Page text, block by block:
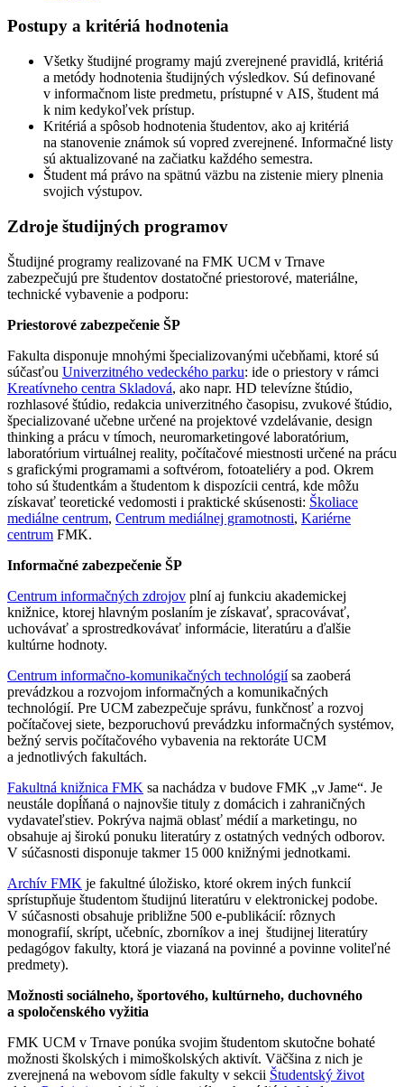
Postupy a kritériá hodnotenia
Všetky študijné programy majú zverejnené pravidlá, kritériá
a metódy hodnotenia študijných výsledkov. Sú definované
v informačnom liste predmetu, prístupné v AIS, študent má
k nim kedykoľvek prístup.
Kritériá a spôsob hodnotenia študentov, ako aj kritériá
na stanovenie známok sú vopred zverejnené. Informačné listy
sú aktualizované na začiatku každého semestra.
Študent má právo na spätnú väzbu na zistenie miery plnenia
svojich výstupov.
Zdroje študijných programov
Študijné programy realizované na FMK UCM v Trnave
zabezpečujú pre študentov dostatočné priestorové, materiálne,
technické vybavenie a podporu:
Priestorové zabezpečenie ŠP
Fakulta disponuje mnohými špecializovanými učebňami, ktoré sú
súčasťou Univerzitného vedeckého parku: ide o priestory v rámci
Kreatívneho centra Skladová, ako napr. HD televízne štúdio,
rozhlasové štúdio, redakcia univerzitného časopisu, zvukové štúdio,
špecializované učebne určené na projektové vzdelávanie, design
thinking a prácu v tímoch, neuromarketingové laboratórium,
laboratórium virtuálnej reality, počítačové miestnosti určené na prácu
s grafickými programami a softvérom, fotoateliéry a pod. Okrem
toho sú študentkám a študentom k dispozícii centrá, kde môžu
získavať teoretické vedomosti i praktické skúsenosti: Školiace
mediálne centrum, Centrum mediálnej gramotnosti, Kariérne
centrum FMK.
Informačné zabezpečenie ŠP
Centrum informačných zdrojov plní aj funkciu akademickej
knižnice, ktorej hlavným poslaním je získavať, spracovávať,
uchovávať a sprostredkovávať informácie, literatúru a ďalšie
kultúrne hodnoty.
Centrum informačno-komunikačných technológiísa zaoberá
prevádzkou a rozvojom informačných a komunikačných
technológií. Pre UCM zabezpečuje správu, funkčnosť a rozvoj
počítačovej siete, bezporuchovú prevádzku informačných systémov,
bežný servis počítačového vybavenia na rektoráte UCM
a jednotlivých fakultách.
Fakultná knižnica FMK sa nachádza v budove FMK „v Jame“. Je
neustále dopĺňaná o najnovšie tituly z domácich i zahraničných
vydavateľstiev. Pokrýva najmä oblasť médií a marketingu, no
obsahuje aj širokú ponuku literatúry z ostatných vedných odborov.
V súčasnosti disponuje takmer 15 000 knižnými jednotkami.
Archív FMK je fakultné úložisko, ktoré okrem iných funkcií
sprístupňuje študentom študijnú literatúru v elektronickej podobe.
V súčasnosti obsahuje približne 500 e-publikácií: rôznych
monografií, skrípt, učebníc, zborníkov a inej študijnej literatúry
pedagógov fakulty, ktorá je viazaná na povinné a povinne voliteľné
predmety).
Možnosti sociálneho, športového, kultúrneho, duchovného
a spoločenského vyžitia
FMK UCM v Trnave ponúka svojim študentom skutočne bohaté
možnosti školských i mimoškolských aktivít. Väčšina z nich je
zverejnená na webovom sídle fakulty v sekcii Študentský život